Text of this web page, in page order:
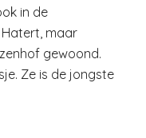
in de
Hatert, maar
gewoond.
Ze is de jongste